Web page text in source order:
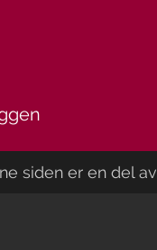
siden er en del av